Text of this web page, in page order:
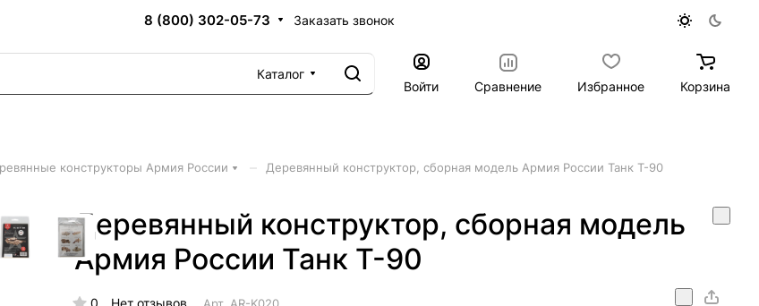
8 (800) 302-05-73 Заказать звонок
Каталог
Войти
Сравнение Избранное Корзина
конструкторы Армия России Деревянный конструктор, сборная модель Армия России Танк Т-90
Деревянный конструктор, сборная модель
Армия России Танк Т-90
0 Нет отзывов Арт. AR-K020